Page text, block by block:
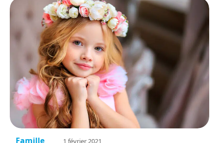
Famille 1 février 2021